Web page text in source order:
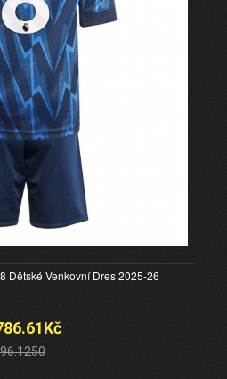
Dětské Venkovní Dres 2025-26
96.1250